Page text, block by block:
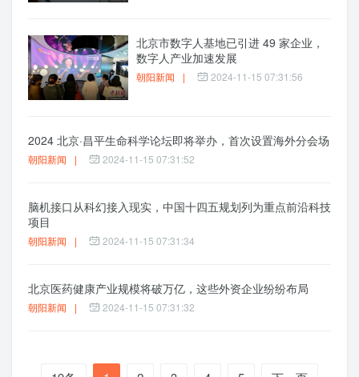
北京市数字人基地已引进 49 家企业，
数字人产业加速发展
朝阳新闻 | 2024-11-15 07:31:56
2024 北京·昌平生命科学论坛即将举办，首次设置海外分会场
朝阳新闻 | 2024-11-15 07:31:52
脑机接口从科幻接入现实，中国十四五规划列为重点前沿科技
项目
朝阳新闻 | 2024-11-15 07:31:34
北京医药健康产业规模将破万亿，这些外资企业纷纷布局
朝阳新闻 | 2024-11-15 07:31:32